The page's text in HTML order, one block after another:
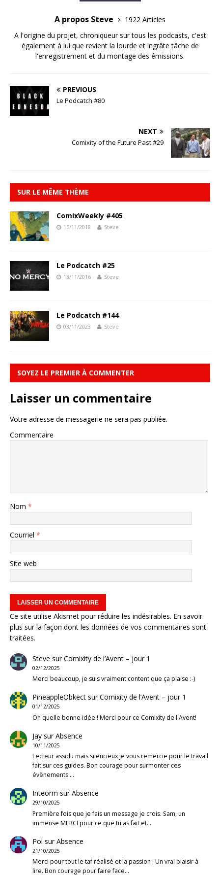
A propos Steve
1922 Articles
A l'origine du projet, chroniqueur sur tous les podcasts, c'est
également à lui que revient la lourde et ingrâte tâche de
l'enregistrement et du montage des émissions.
PREVIOUS
Le Podcatch #80
NEXT
Comixity of the Future Past #29
SUR LE MÊME THÈME
ComixWeekly #405
15/11/2018 Steve
Le Podcatch #25
13/11/2016 Steve
Le Podcatch #144
03/11/2023 Steve
SOYEZ LE PREMIER À COMMENTER
Laisser un commentaire
Votre adresse de messagerie ne sera pas publiée.
Commentaire
Nom *
Courriel *
Site web
Ce site utilise Akismet pour réduire les indésirables. En savoir
plus sur la façon dont les données de vos commentaires sont
traitées.
Steve surComixity de l’Avent – jour 1
02/12/2025
Merci beaucoup, je suis vraiment content que ça plaise :-)
PineappleObkectsurComixity de l’Avent – jour 1
01/12/2025
Oh quelle bonne idée ! Merci pour ce Comixity de l'Avent!
JaysurAbsence
10/11/2025
Lecteur assidu mais silencieux je vous remercie pour le travail
fait sur ces guides. Bon courage pour surmonter ces
évènements.…
Inteorm surAbsence
29/10/2025
Première fois que je fais un message je crois. Sam, un
immense MERCI pour ce que tu as fait et…
Pol surAbsence
21/10/2025
Merci pour tout le taf réalisé et la passion ! Un vrai plaisir à
lire. Bon courage pour faire face…